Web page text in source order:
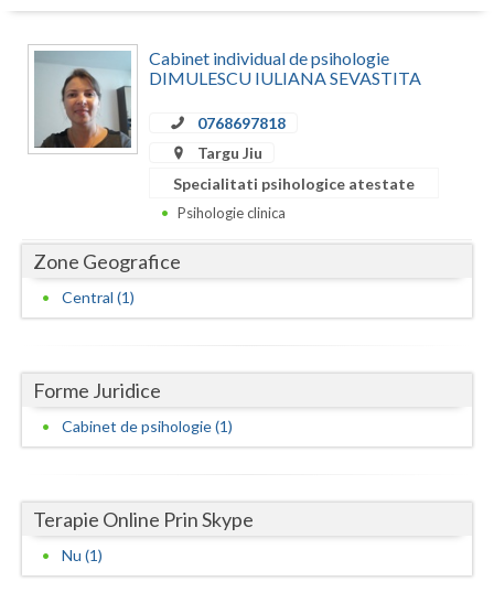
Calarasi
Constanta
Dolj
Galati
Gorj
Hunedoara
Ialomita
Cabinet individual de psihologie
DIMULESCU IULIANA SEVASTITA
0768697818
Targu Jiu
Specialitati psihologice atestate
Psihologie clinica
Zone Geografice
Central (1)
Forme Juridice
Cabinet de psihologie (1)
Terapie Online Prin Skype
Nu (1)